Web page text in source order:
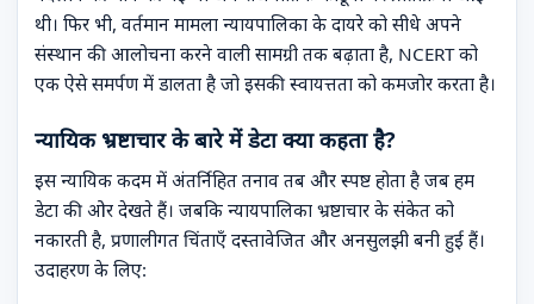
थी। फिर भी, वर्तमान मामला न्यायपालिका के दायरे को सीधे अपने
संस्थान की आलोचना करने वाली सामग्री तक बढ़ाता है, NCERT को
एक ऐसे समर्पण में डालता है जो इसकी स्वायत्तता को कमजोर करता है।
न्यायिक भ्रष्टाचार के बारे में डेटा क्या कहता है?
इस न्यायिक कदम में अंतर्निहित तनाव तब और स्पष्ट होता है जब हम
डेटा की ओर देखते हैं। जबकि न्यायपालिका भ्रष्टाचार के संकेत को
नकारती है, प्रणालीगत चिंताएँ दस्तावेजित और अनसुलझी बनी हुई हैं।
उदाहरण के लिए: